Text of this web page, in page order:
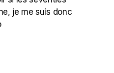
je me suis donc